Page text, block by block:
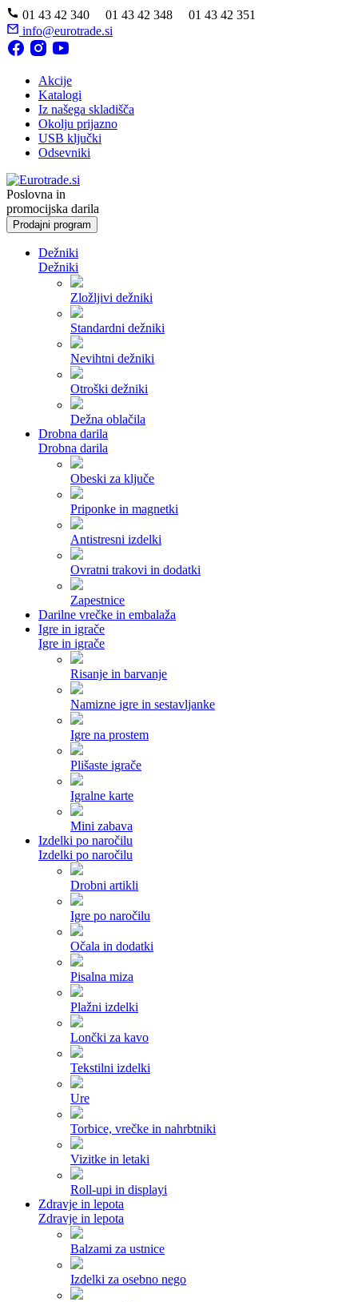
01 43 42 340 01 43 42 348 01 43 42 351
info@eurotrade.si
Akcije
Katalogi
Iz našega skladišča
Okolju prijazno
USB ključki
Odsevniki
Poslovna in
promocijska darila
Prodajni program
Dežniki
Dežniki
Zložljivi dežniki
Standardni dežniki
Nevihtni dežniki
Otroški dežniki
Dežna oblačila
Drobna darila
Drobna darila
Obeski za ključe
Priponke in magnetki
Antistresni izdelki
Ovratni trakovi in dodatki
Zapestnice
Darilne vrečke in embalaža
Igre in igrače
Igre in igrače
Risanje in barvanje
Namizne igre in sestavljanke
Igre na prostem
Plišaste igrače
Igralne karte
Mini zabava
Izdelki po naročilu
Izdelki po naročilu
Drobni artikli
Igre po naročilu
Očala in dodatki
Pisalna miza
Plažni izdelki
Lončki za kavo
Tekstilni izdelki
Ure
Torbice, vrečke in nahrbtniki
Vizitke in letaki
Roll-upi in displayi
Zdravje in lepota
Zdravje in lepota
Balzami za ustnice
Izdelki za osebno nego